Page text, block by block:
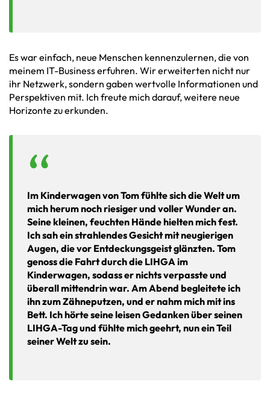
Es war einfach, neue Menschen kennenzulernen, die von
meinem IT-Business erfuhren. Wir erweiterten nicht nur
ihr Netzwerk, sondern gaben wertvolle Informationen und
Perspektiven mit. Ich freute mich darauf, weitere neue
Horizonte zu erkunden.
Im Kinderwagen von Tom fühlte sich die Welt um
mich herum noch riesiger und voller Wunder an.
Seine kleinen, feuchten Hände hielten mich fest.
Ich sah ein strahlendes Gesicht mit neugierigen
Augen, die vor Entdeckungsgeist glänzten. Tom
genoss die Fahrt durch die LIHGA im
Kinderwagen, sodass er nichts verpasste und
überall mittendrin war. Am Abend begleitete ich
ihn zum Zähneputzen, und er nahm mich mit ins
Bett. Ich hörte seine leisen Gedanken über seinen
LIHGA-Tag und fühlte mich geehrt, nun ein Teil
seiner Welt zu sein.